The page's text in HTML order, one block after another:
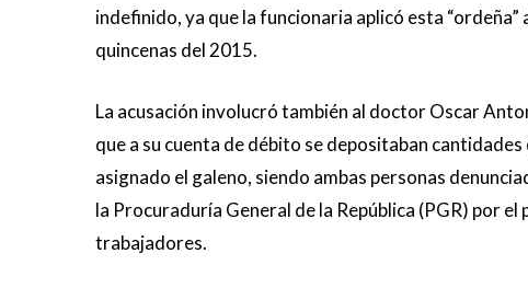
indefinido, ya que la funcionaria aplicó esta
quincenas del 2015.
La acusación involucró también al doctor Oscar
que a su cuenta de débito se depositaban
asignado el galeno, siendo ambas personas
la Procuraduría General de la República (PGR) por
trabajadores.